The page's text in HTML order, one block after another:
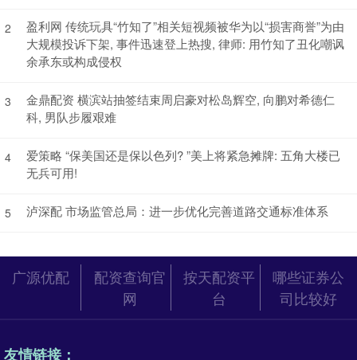
2
盈利网 传统玩具“竹知了”相关短视频被华为以“损害商誉”为由
大规模投诉下架, 事件迅速登上热搜, 律师: 用竹知了丑化嘲讽
余承东或构成侵权
3
金鼎配资 横滨站抽签结束周启豪对松岛辉空, 向鹏对希德仁
科, 男队步履艰难
4
爱策略 “保美国还是保以色列? ”美上将紧急摊牌: 五角大楼已
无兵可用!
5 泸深配 市场监管总局：进一步优化完善道路交通标准体系
广源优配
配资查询官
网
按天配资平
台
哪些证券公
司比较好
友情链接：